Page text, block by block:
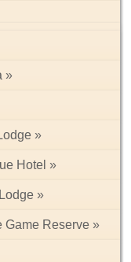
Hotel
Game Reserve